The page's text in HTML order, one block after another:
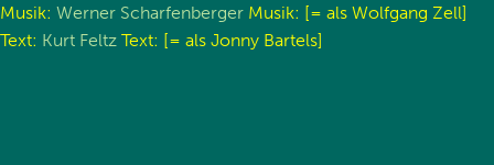
Musik: Werner Scharfenberger Musik: [= als Wolfgang Zell]
Text: Kurt Feltz Text: [= als Jonny Bartels]